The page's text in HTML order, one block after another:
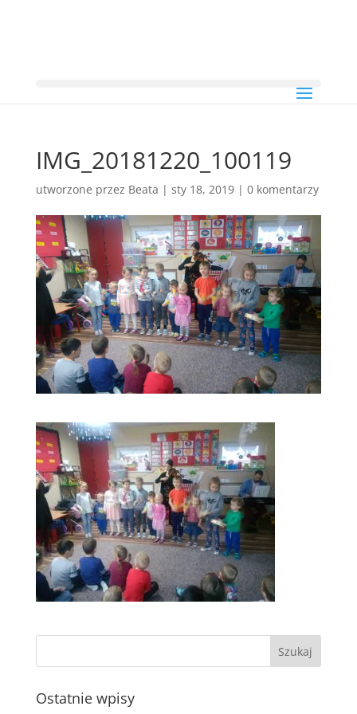
IMG_20181220_100119
utworzone przez Beata | sty 18, 2019| 0 komentarzy
Ostatnie wpisy